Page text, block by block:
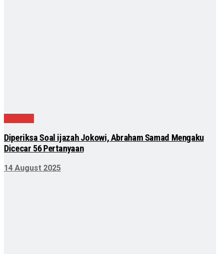
Diperiksa Soal ijazah Jokowi, Abraham Samad Mengaku
Dicecar 56 Pertanyaan
14 August 2025